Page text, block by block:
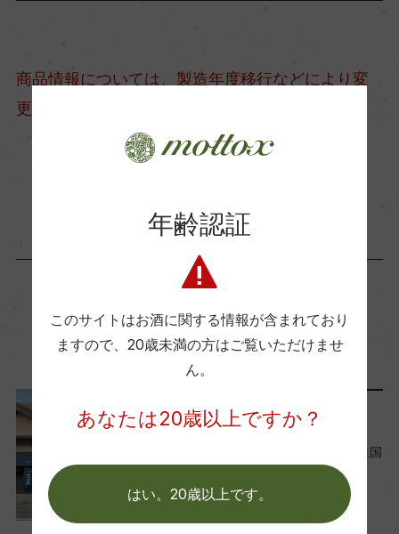
酸度
商品情報については、製造年度移行などにより変
更となる場合がございます。
この商品に関連する記事
レポート
水の町・生地で出会う、『皇国
2026年5月27日
Craft Sake 日本 …
年齢認証
このサイトはお酒に関する情報が含まれており
ますので、 20歳未満の方はご覧いただけませ
ん。
あなたは20歳以上ですか？
はい。20歳以上です。